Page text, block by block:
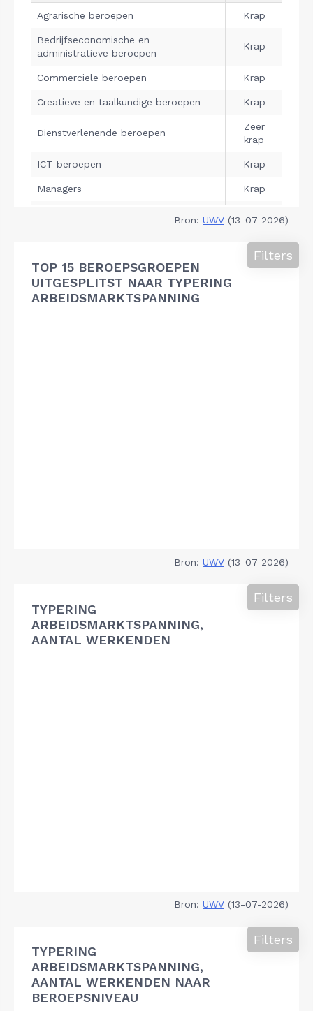
Bron: UWV (13-07-2026)
TOP 15 BEROEPSGROEPEN
UITGESPLITST NAAR TYPERING
ARBEIDSMARKTSPANNING
Filters
Bron: UWV (13-07-2026)
TYPERING
ARBEIDSMARKTSPANNING,
AANTAL WERKENDEN
Filters
Bron: UWV (13-07-2026)
TYPERING
ARBEIDSMARKTSPANNING,
AANTAL WERKENDEN NAAR
BEROEPSNIVEAU
Filters